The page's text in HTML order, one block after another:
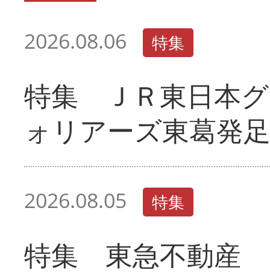
2026.08.06 特集
特集 ＪＲ東日本
ォリアーズ東葛発足
2026.08.05 特集
特集 東急不動産